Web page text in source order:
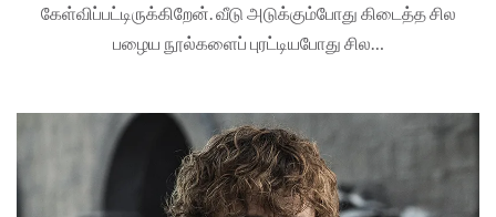
கேள்விப்பட்டிருக்கிறேன். வீடு அடுக்கும்போது கிடைத்த சில
பழைய நூல்களைப் புரட்டியபோது சில…